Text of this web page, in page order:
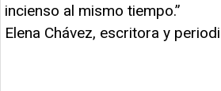
incienso al mismo tiempo.”
Elena Chávez, escritora y